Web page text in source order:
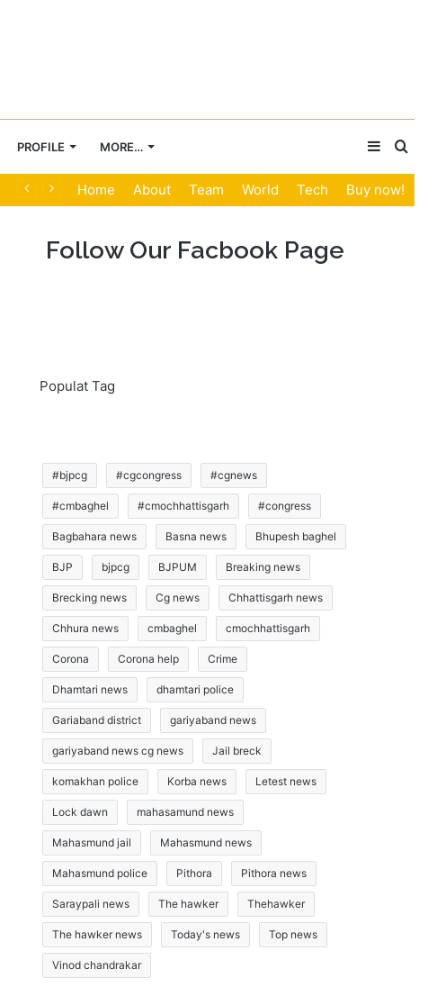
PROFILE MORE…
Home About Team World Tech Buy now!
Follow Our Facbook Page
Populat Tag
#bjpcg #cgcongress #cgnews
#cmbaghel #cmochhattisgarh #congress
Bagbahara news Basna news Bhupesh baghel
BJP bjpcg BJPUM Breaking news
Brecking news Cg news Chhattisgarh news
Chhura news cmbaghel cmochhattisgarh
Corona Corona help Crime
Dhamtari news dhamtari police
Gariaband district gariyaband news
gariyaband news cg news Jail breck
komakhan police Korba news Letest news
Lock dawn mahasamund news
Mahasmund jail Mahasmund news
Mahasmund police Pithora Pithora news
Saraypali news The hawker Thehawker
The hawker news Today's news Top news
Vinod chandrakar